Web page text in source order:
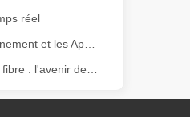
réel